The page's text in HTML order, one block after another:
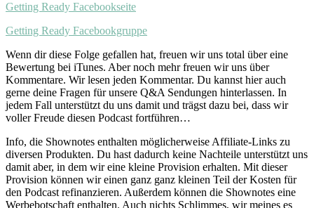
Getting Ready Facebookseite
Getting Ready Facebookgruppe
Wenn dir diese Folge gefallen hat, freuen wir uns total über eine
Bewertung bei iTunes. Aber noch mehr freuen wir uns über
Kommentare. Wir lesen jeden Kommentar. Du kannst hier auch
gerne deine Fragen für unsere Q&A Sendungen hinterlassen. In
jedem Fall unterstützt du uns damit und trägst dazu bei, dass wir
voller Freude diesen Podcast fortführen…
Info, die Shownotes enthalten möglicherweise Affiliate-Links zu
diversen Produkten. Du hast dadurch keine Nachteile unterstützt uns
damit aber, in dem wir eine kleine Provision erhalten. Mit dieser
Provision können wir einen ganz ganz kleinen Teil der Kosten für
den Podcast refinanzieren. Außerdem können die Shownotes eine
Werbebotschaft enthalten. Auch nichts Schlimmes, wir meines es